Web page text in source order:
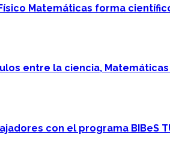
Matemáticas forma
entre la ciencia,
con el programa BIBeS